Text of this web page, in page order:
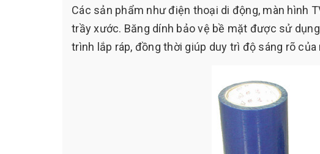
Các sản phẩm như điện thoại di động, màn hình
trầy xước. Băng dính bảo vệ bề mặt được sử
trình lắp ráp, đồng thời giúp duy trì độ sáng rõ của